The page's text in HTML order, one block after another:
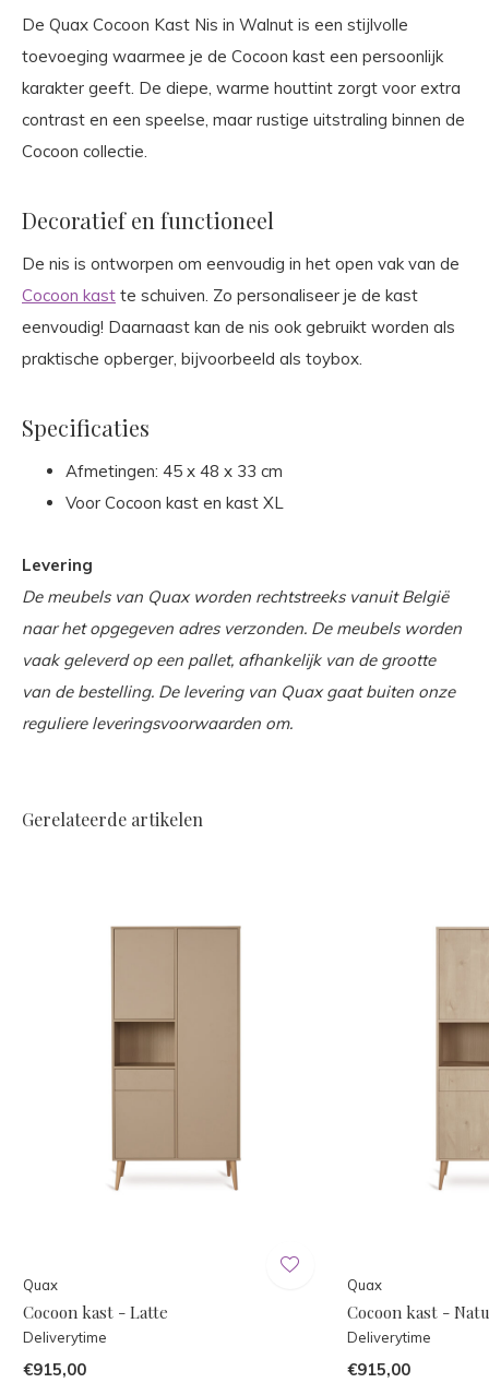
De Quax Cocoon Kast Nis in Walnut is een stijlvolle
toevoeging waarmee je de Cocoon kast een persoonlijk
karakter geeft. De diepe, warme houttint zorgt voor extra
contrast en een speelse, maar rustige uitstraling binnen de
Cocoon collectie.
Decoratief en functioneel
De nis is ontworpen om eenvoudig in het open vak van de
Cocoon kast te schuiven. Zo personaliseer je de kast
eenvoudig! Daarnaast kan de nis ook gebruikt worden als
praktische opberger, bijvoorbeeld als toybox.
Specificaties
Afmetingen: 45 x 48 x 33 cm
Voor Cocoon kast en kast XL
Levering
De meubels van Quax worden rechtstreeks vanuit België
naar het opgegeven adres verzonden. De meubels worden
vaak geleverd op een pallet, afhankelijk van de grootte
van de bestelling. De levering van Quax gaat buiten onze
reguliere leveringsvoorwaarden om.
Gerelateerde artikelen
Quax
Cocoon kast - Latte
Deliverytime
€915,00
Quax
Cocoon kast -
Deliverytime
€915,00